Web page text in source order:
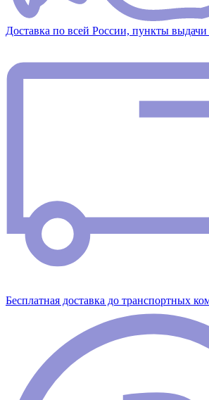
Доставка по всей России, пункты
Бесплатная доставка до транспортных